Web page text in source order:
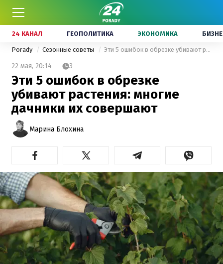
24 КАНАЛ ГЕОПОЛИТИКА ЭКОНОМИКА
Porady Сезонные советы Эти 5 ошибок в обрезке убивают растения: многие дачники их совершают
22 мая, 20:14 3
Эти 5 ошибок в обрезке
убивают растения: многие
дачники их совершают
Марина Блохина